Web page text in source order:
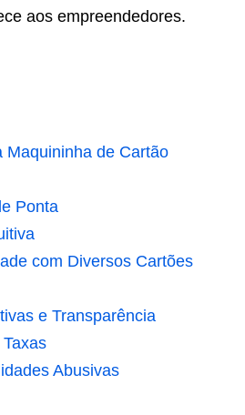
aos empreendedores.
Maquininha de Cartão
Ponta
com Diversos Cartões
e Transparência
Abusivas